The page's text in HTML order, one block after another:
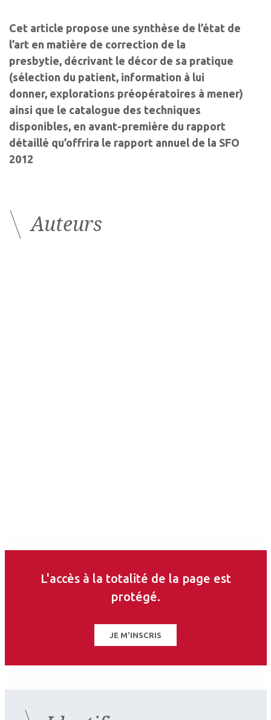
Cet article propose une synthèse de l’état de
l’art en matière de correction de la
presbytie, décrivant le décor de sa pratique
(sélection du patient, information à lui
donner, explorations préopératoires à mener)
ainsi que le catalogue des techniques
disponibles, en avant-première du rapport
détaillé qu’offrira le rapport annuel de la SFO
2012
Auteurs
Compensation de la presbytie :
L'accès à la totalité de la page est
protégé.
JE M'INSCRIS